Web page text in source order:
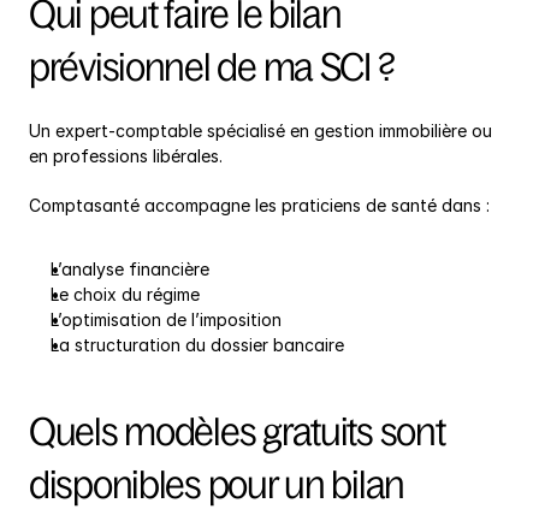
Qui peut faire le bilan
prévisionnel de ma SCI ?
Un expert-comptable spécialisé en gestion immobilière ou
en professions libérales.
Comptasanté accompagne les praticiens de santé dans :
L’analyse financière
Le choix du régime
L’optimisation de l’imposition
La structuration du dossier bancaire
Quels modèles gratuits sont
disponibles pour un bilan